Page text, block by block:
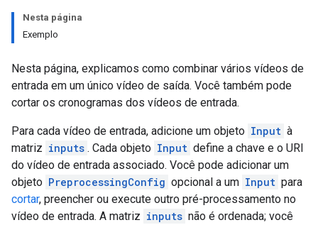
Nesta página
Exemplo
Nesta página, explicamos como combinar vários vídeos de
entrada em um único vídeo de saída. Você também pode
cortar os cronogramas dos vídeos de entrada.
Para cada vídeo de entrada, adicione um objeto Input à
matriz inputs . Cada objeto Input define a chave e o URI
do vídeo de entrada associado. Você pode adicionar um
objeto PreprocessingConfig opcional a um Input para
cortar, preencher ou execute outro pré-processamento no
vídeo de entrada. A matriz inputs não é ordenada; você